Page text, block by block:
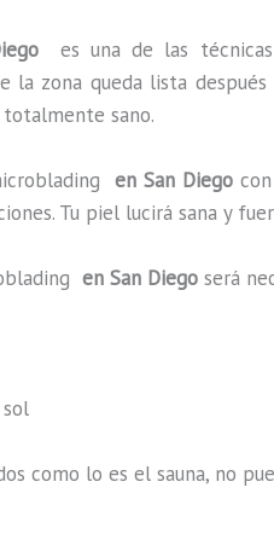
es una de las
la zona queda lista
sano.
en San Diego
Tu piel lucirá sana y
en San Diego será
como lo es el sauna, no